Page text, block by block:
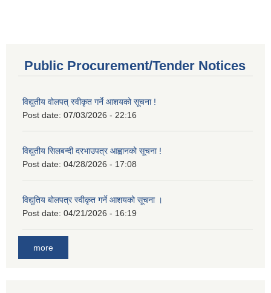
Public Procurement/Tender Notices
विद्युतीय वोलपत् स्वीकृत गर्ने आशयको सूचना !
Post date: 07/03/2026 - 22:16
विद्युतीय सिलबन्दी दरभाउपत्र आह्वानको सूचना !
Post date: 04/28/2026 - 17:08
विद्युतिय बोलपत्र स्वीकृत गर्ने आशयको सूचना ।
Post date: 04/21/2026 - 16:19
more